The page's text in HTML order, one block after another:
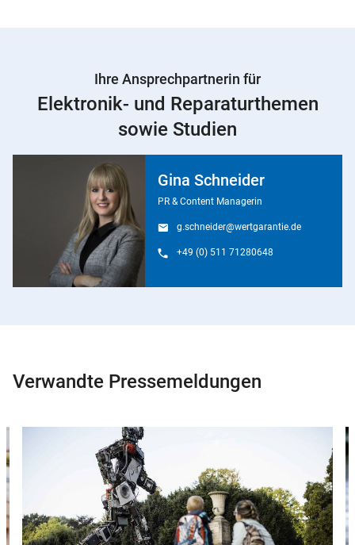
Ihre Ansprechpartnerin für
Elektronik- und Reparaturthemen
sowie Studien
Gina Schneider
PR & Content Managerin
g.schneider@wertgarantie.de
+49 (0) 511 71280648
Verwandte Pressemeldungen